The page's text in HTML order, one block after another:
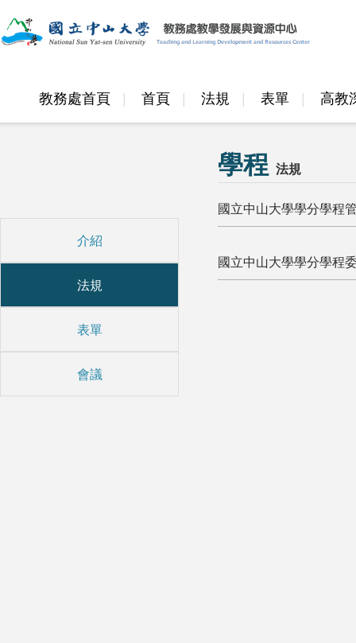
教務處首頁 首頁 法規 表單 高教
邁頂計畫
介紹
法規
表單
會議
學程法規
國立中山大學學分學程
國立中山大學學分學程